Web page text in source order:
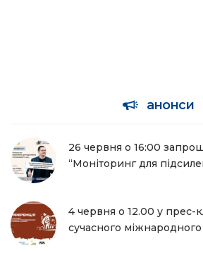
анонси
26 червня о 16:00
“Моніторинг для
4 червня о 12.00 у прес-
сучасного